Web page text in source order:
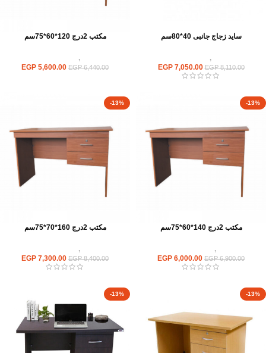
سايد زجاج جانبى 40*80سم
مكاتب,
EGP8,110.00
EGP7,050.00
مكتب 2درج 120*60*75سم
مكاتب,
EGP6,440.00
EGP 5,600.00
-13%
مكتب 2درج 140*60*75سم
مكاتب,
EGP6,900.00
EGP 6,000.00
-13%
مكتب 2درج 160*70*75سم
مكاتب,
EGP8,400.00
EGP 7,300.00
-13%
-13%